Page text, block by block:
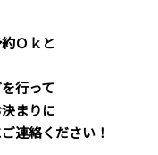
Ｏｋと
行って
まりに
連絡ください！